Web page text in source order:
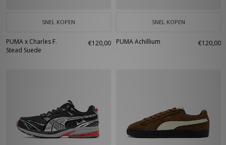
SNEL KOPEN
PUMA x Charles F.
Stead Suede
€120,00
SNEL KOPEN
PUMA Achillium €120,00